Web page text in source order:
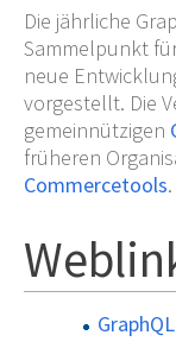
Die jährliche
Sammelpunkt
neue
vorgestellt. Die
gemeinnützigen
früheren
Commercetools.
GraphQL